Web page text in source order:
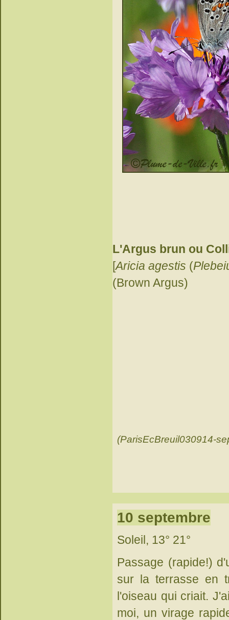
L'Argus brun ou
[Aricia agestis (
(Brown Argus)
(ParisEcBreuil030914-
10 septembre
Soleil, 13° 21°
Passage (rapide!)
sur la terrasse en
l'oiseau qui criait.
moi, un virage